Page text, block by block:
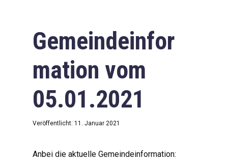
Gemeindeinfor
mation vom
05.01.2021
Veröffentlicht: 11. Januar 2021
Anbei die aktuelle Gemeindeinformation: